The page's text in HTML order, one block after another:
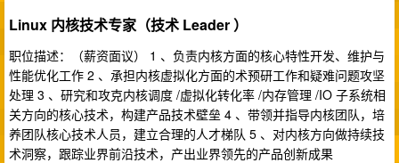
Linux 内核技术专家（技术 Leader ）
职位描述：（薪资面议） 1 、负责内核方面的核心特性开发、维护与
性能优化工作 2 、承担内核虚拟化方面的术预研工作和疑难问题攻坚
处理 3 、研究和攻克内核调度 /虚拟化转化率 /内存管理 /IO 子系统相
关方向的核心技术，构建产品技术壁垒 4 、带领并指导内核团队，培
养团队核心技术人员，建立合理的人才梯队 5 、对内核方向做持续技
术洞察，跟踪业界前沿技术，产出业界领先的产品创新成果